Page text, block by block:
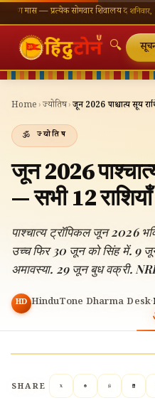
सोमवार शिवालय दर्शन का महत्व🌸 गणेश
🔍
Home ›ज्योतिष›जून 2026 पाश्चात्य सूर्य
ज्योतिष
जून 2026
— सभी 12
पाश्चात्य ट्रॉपिकल जून 2026
उच्च फिर 30 जून को सिंह में. 9
अमावस्या. 29 जून बुध वक्री.
HD HinduTone Dharma Desk·
SHARE